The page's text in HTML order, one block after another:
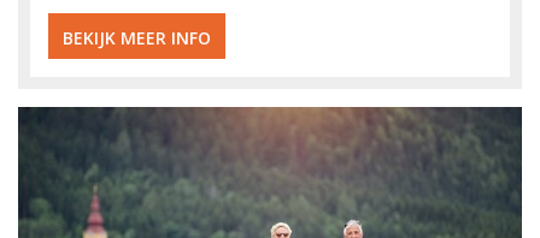
BEKIJK MEER INFO